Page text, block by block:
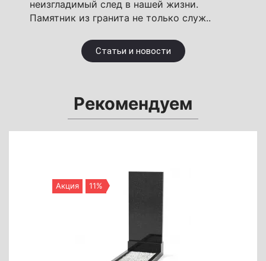
неизгладимый след в нашей жизни.
Памятник из гранита не только служ..
Статьи и новости
Рекомендуем
Акция 11%